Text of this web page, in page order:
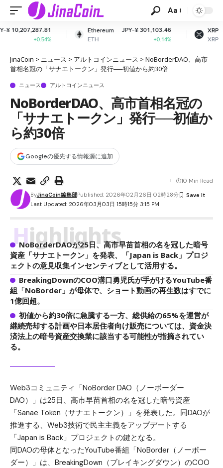
Aa
Ethereum
ETH
JPY-¥ 301,103.46
+0.14%
XRP
XRP
JPY-¥ 160.18
-2.04%
JinaCoin > ニュース > アルトコインニュース > NoBorderDAO、高市
首相名冠の「サナエトークン」発行──初値から約30倍
ニュース アルトコインニュース
NoBorderDAO、高市首相名冠の
「サナエトークン」発行──初値か
ら約30倍
Googleの優先する情報源に追加
Last Updated: 2026年03月03日 15時15分 3:15 PM
ByJinaCoin編集部Published: 2026年02月26日 02時28分
10 Min Read
Highlights
NoBorderDAOが25日、高市早苗首相の名を冠した暗号
資産「サナエトークン」を発表、「Japan is Back」プロジ
ェクトの意見収集インセンティブとして活用する。
BreakingDownのCOO溝口勇児氏が手がけるYouTube番
組「NoBorder」が母体で、ショート動画の再生数はすでに
1億回超。
初値から約30倍に急騰する一方、総供給の65%を運営が
継続売却する計画や日本居住者向け販売については、資金決
済法上の暗号資産交換業に該当する可能性が指摘されてい
る。
Web3コミュニティ「NoBorder DAO（ノーボーダー
DAO）」は25日、高市早苗首相の名を冠した暗号資産
「Sanae Token（サナエトークン）」を発表した。同DAOが
推進する、Web3技術で民主主義をアップデートする
「Japan is Back」プロジェクトの鍵となる。
同DAOの母体となったYouTube番組「NoBorder（ノーボー
ダー）」は、BreakingDown（ブレイキングダウン）のCOO